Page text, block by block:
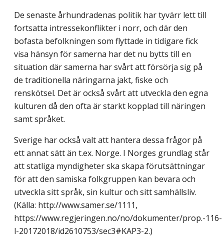
De senaste århundradenas politik har tyvärr lett till
fortsatta intressekonflikter i norr, och där den
bofasta befolkningen som flyttade in tidigare fick
visa hänsyn för samerna har det nu bytts till en
situation där samerna har svårt att försörja sig på
de traditionella näringarna jakt, fiske och
renskötsel. Det är också svårt att utveckla den egna
kulturen då den ofta är starkt kopplad till näringen
samt språket.
Sverige har också valt att hantera dessa frågor på
ett annat sätt än t.ex. Norge. I Norges grundlag står
att statliga myndigheter ska skapa förutsättningar
för att den samiska folkgruppen kan bevara och
utveckla sitt språk, sin kultur och sitt samhällsliv.
(Källa: http://www.samer.se/1111,
https://www.regjeringen.no/no/dokumenter/prop.-116-
l-20172018/id2610753/sec3#KAP3-2.)